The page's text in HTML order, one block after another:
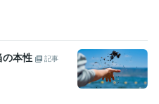
業務委託契約書・利用規約修正 契
契約法務、取引に関するアドバ
本性
記事